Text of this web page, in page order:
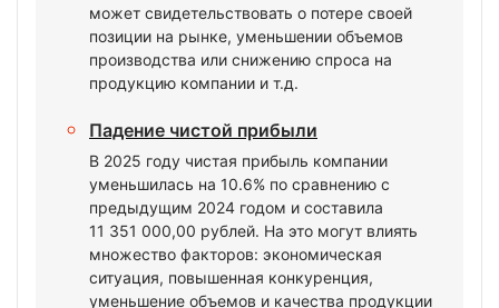
может свидетельствовать о потере своей
позиции на рынке, уменьшении объемов
производства или снижению спроса на
продукцию компании и т.д.
Падение чистой прибыли
В 2025 году чистая прибыль компании
уменьшилась на 10.6% по сравнению с
предыдущим 2024 годом и составила
11 351 000,00 рублей. На это могут влиять
множество факторов: экономическая
ситуация, повышенная конкуренция,
уменьшение объемов и качества продукции